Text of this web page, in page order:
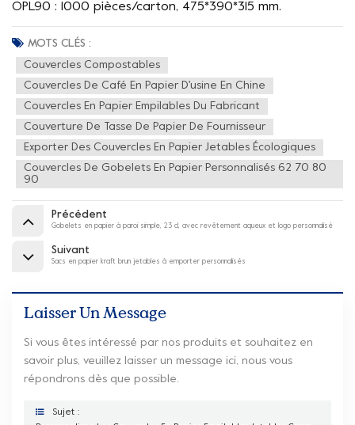
OPL90 : 1000 pièces/carton, 475*390*315 mm.
MOTS CLÉS :
Couvercles Compostables
Couvercles De Café En Papier D'usine En Chine
Couvercles En Papier Empilables Du Fabricant
Couverture De Tasse De Papier De Fournisseur
Exporter Des Couvercles En Papier Jetables Écologiques
Couvercles De Gobelets En Papier Personnalisés 62 70 80
90
Précédent
Gobelets en papier à paroi simple, 23 cl, avec revêtement aqueux et logo personnalisé
Suivant
Sacs en papier kraft brun jetables à emporter personnalisés
Laisser Un Message
Si vous êtes intéressé par nos produits et souhaitez en
savoir plus, veuillez laisser un message ici, nous vous
répondrons dès que possible.
Sujet :